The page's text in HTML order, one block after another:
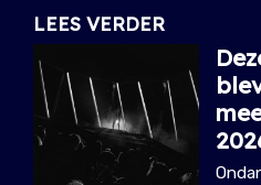
LEES VERDER